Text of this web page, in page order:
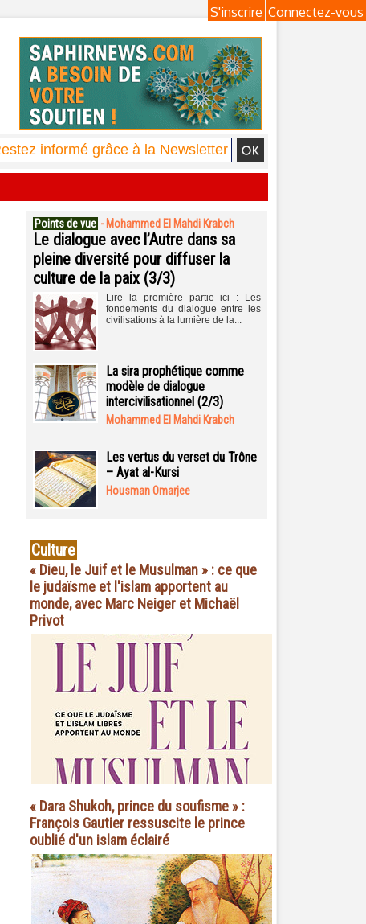
Connectez-vous
S'inscrire
Points de vue - Mohammed El Mahdi Krabch
Le dialogue avec l’Autre dans sa
pleine diversité pour diffuser la
culture de la paix (3/3)
Lire la première partie ici : Les
fondements du dialogue entre les
civilisations à la lumière de la...
La sira prophétique comme
modèle de dialogue
intercivilisationnel (2/3)
Mohammed El Mahdi Krabch
Les vertus du verset du Trône
– Ayat al-Kursi
Housman Omarjee
Culture
« Dieu, le Juif et le Musulman » : ce que
le judaïsme et l'islam apportent au
monde, avec Marc Neiger et Michaël
Privot
« Dara Shukoh, prince du soufisme » :
François Gautier ressuscite le prince
oublié d'un islam éclairé